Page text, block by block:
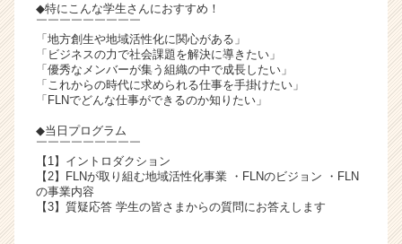
h
e
e
r
C
a
e
r）
◆特にこんな学生さんにおすすめ！
￣￣￣￣￣￣￣￣￣
「地方創生や地域活性化に関心がある」
「ビジネスの力で社会課題を解決に導きたい」
「優秀なメンバーが集う組織の中で成長したい」
「これからの時代に求められる仕事を手掛けたい」
「FLNでどんな仕事ができるのか知りたい」
◆当日プログラム
￣￣￣￣￣￣￣￣￣
【1】イントロダクション
【2】FLNが取り組む地域活性化事業 ・FLNのビジョン ・FLN
の事業内容
【3】質疑応答 学生の皆さまからの質問にお答えします